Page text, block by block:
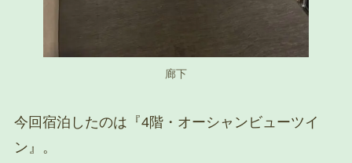
廊下
今回宿泊したのは『4階・オーシャンビューツイ
ン』。